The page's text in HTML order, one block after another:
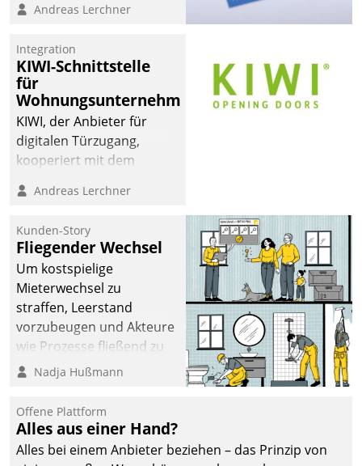
Cockpit für mobile
Datatrain. Die meravis
Wohnungsbau- und
Immobilien GmbH hat
sich dabei für den Betrieb
der Lösung über die SAP
Cloud Platform
Unternehmen am
Andreas Lerchner
Integration
KIWI-Schnittstelle
für
Wohnungsunternehmen
KIWI, der Anbieter für
digitalen Türzugang,
kooperiert mit dem
Softwareentwicklungshaus
Andreas Lerchner
Kunden-Story
Fliegender Wechsel
Um kostspielige
Mieterwechsel zu
straffen, Leerstand
vorzubeugen und Akteure
wie Prozesse fließend zu
vernetzen, nutzt die
Jahresbeginn eine
Überblick, Einsicht und
Eingriff bietende Lösung.
Nadja Hußmann
Offene Plattform
Alles aus einer Hand?
Alles bei einem Anbieter beziehen – das Prinzip von